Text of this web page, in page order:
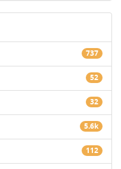
737
52
32
5.6k
112